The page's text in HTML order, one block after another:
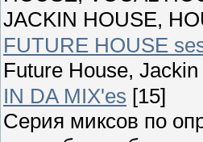
JACKIN HOUSE,
FUTURE HOUSE
Future House,
IN DA MIX'es [15]
Серия миксов по